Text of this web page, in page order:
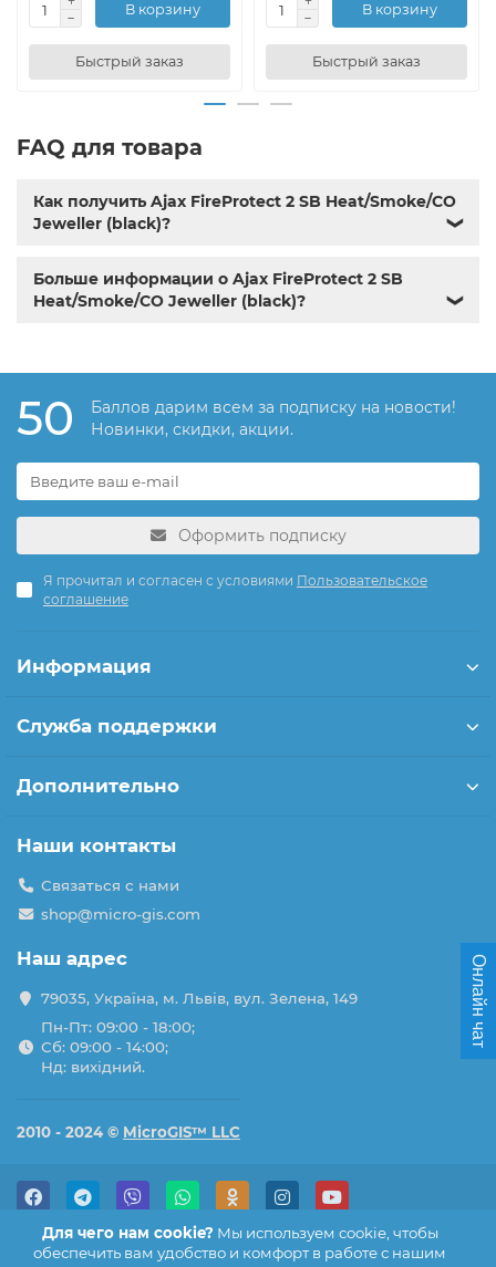
В корзину
Быстрый заказ
В корзину
Быстрый заказ
FAQ для товара
Как получить Ajax FireProtect 2 SB Heat/Smoke/CO
Jeweller (black)?
❯
Больше информации о Ajax FireProtect 2 SB
Heat/Smoke/CO Jeweller (black)?
❯
50
Баллов дарим всем за подписку на новости!
Новинки, скидки, акции.
Оформить подписку
Я прочитал и согласен с условиями Пользовательское
соглашение
Информация
Служба поддержки
Дополнительно
Наши контакты
Связаться с нами
shop@micro-gis.com
Наш адрес
79035, Україна, м. Львів, вул. Зелена, 149
Пн-Пт: 09:00 - 18:00;
Сб: 09:00 - 14:00;
Нд: вихідний.
2010 - 2024 © MicroGIS™ LLC
Для чего нам cookie? Мы используем cookie, чтобы
обеспечить вам удобство и комфорт в работе с нашим
Онлайн чат